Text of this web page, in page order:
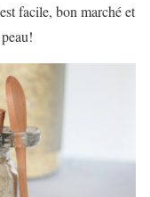
facile, bon marché et